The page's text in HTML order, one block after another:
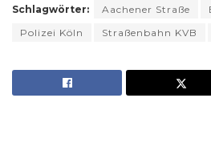
Schlagwörter: Aachener Straße
Polizei Köln
Straßenbahn KVB